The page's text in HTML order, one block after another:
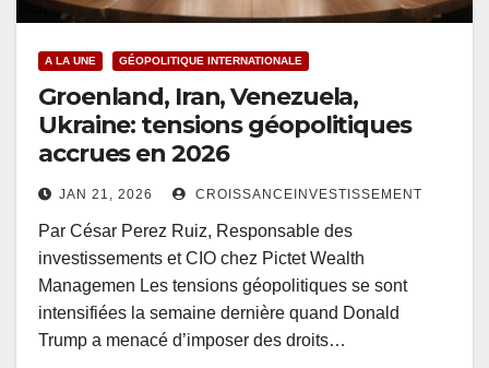
A LA UNE GÉOPOLITIQUE INTERNATIONALE
Groenland, Iran, Venezuela,
Ukraine: tensions géopolitiques
accrues en 2026
JAN 21, 2026 CROISSANCEINVESTISSEMENT
Par César Perez Ruiz, Responsable des
investissements et CIO chez Pictet Wealth
Managemen Les tensions géopolitiques se sont
intensifiées la semaine dernière quand Donald
Trump a menacé d’imposer des droits…